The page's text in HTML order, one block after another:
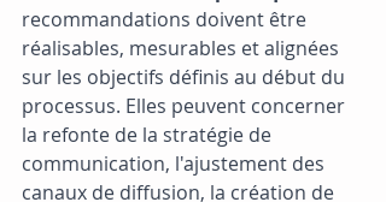
recommandations doivent être
réalisables, mesurables et alignées
sur les objectifs définis au début du
processus. Elles peuvent concerner
la refonte de la stratégie de
communication, l'ajustement des
canaux de diffusion, la création de